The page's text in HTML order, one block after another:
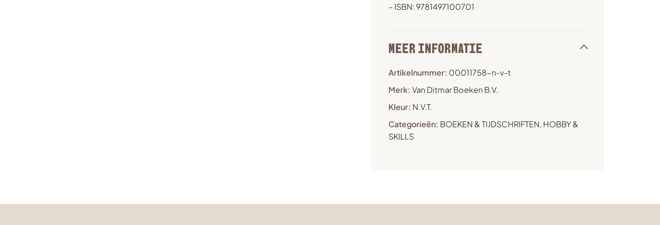
– ISBN: 9781497100701
MEER INFORMATIE
Artikelnummer: 00011758-n-v-t
Merk: Van Ditmar Boeken B.V.
Kleur: N.V.T.
Categorieën: BOEKEN & TIJDSCHRIFTEN, HOBBY &
SKILLS